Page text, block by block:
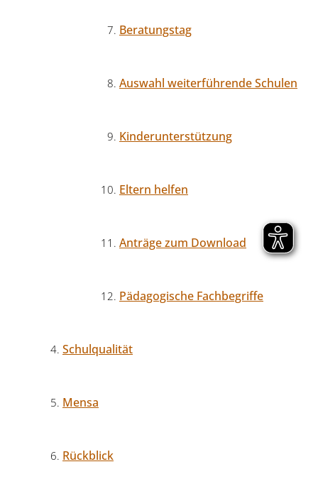
Beratungstag
Auswahl weiterführende Schulen
Kinderunterstützung
Eltern helfen
Anträge zum Download
Pädagogische Fachbegriffe
Schulqualität
Mensa
Rückblick